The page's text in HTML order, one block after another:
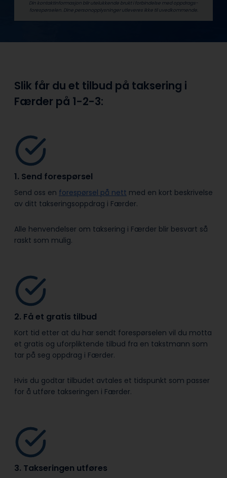
Din kontaktinformasjon blir utelukkende brukt i forbindelse med oppdrags­
forespørselen. Dine person­­opplysninger utleveres ikke til uvedkommende.
Slik får du et tilbud på taksering i
Færder på 1-2-3:
1. Send forespørsel
Send oss en forespørsel på nett med en kort beskrivelse
av ditt takseringsoppdrag i Færder.
Alle henvendelser om taksering i Færder blir besvart så
raskt som mulig.
2. Få et gratis tilbud
Kort tid etter at du har sendt forespørselen vil du motta
et gratis og uforpliktende tilbud fra en takstmann som
tar på seg oppdrag i Færder.
Hvis du godtar tilbudet avtales et tidspunkt som passer
for å utføre takseringen i Færder.
3. Takseringen utføres